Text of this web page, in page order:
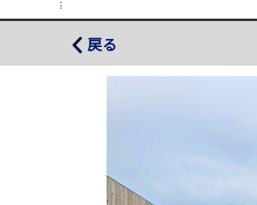
戻る
ＶＩＳＯＮ ＨＯＴＥＬＳ